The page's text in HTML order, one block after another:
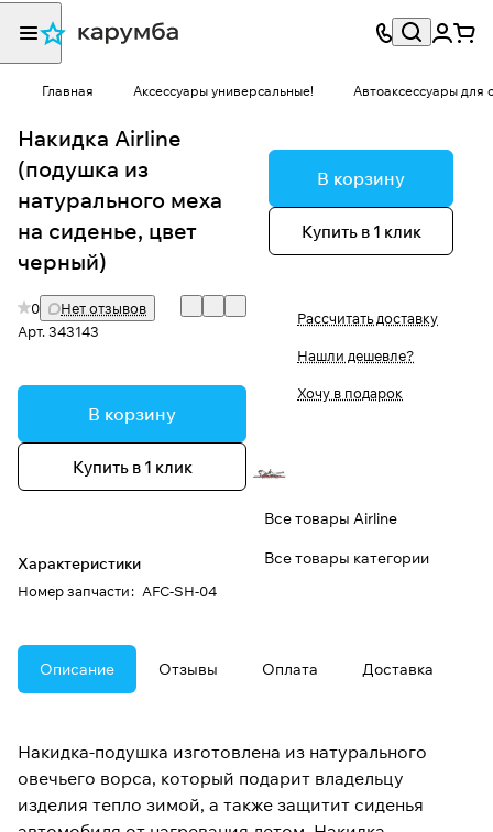
Главная Аксессуары универсальные! Автоаксессуары для
Накидка Airline
(подушка из
натурального меха
на сиденье, цвет
черный)
0
Нет отзывов
Арт.343143
В корзину
Купить в 1 клик
Характеристики
Номер запчасти: AFC-SH-04
В корзину
Купить в 1 клик
Рассчитать доставку
Нашли дешевле?
Хочу в подарок
Все товары Airline
Все товары категории
Описание Отзывы Оплата Доставка
Накидка-подушка изготовлена из натурального
овечьего ворса, который подарит владельцу
изделия тепло зимой, а также защитит сиденья